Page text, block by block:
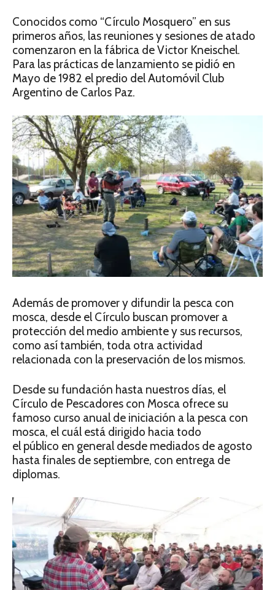
Conocidos como “Círculo Mosquero” en sus
primeros años, las reuniones y sesiones de atado
comenzaron en la fábrica de Victor Kneischel.
Para las prácticas de lanzamiento se pidió en
Mayo de 1982 el predio del Automóvil Club
Argentino de Carlos Paz.
Además de promover y difundir la pesca con
mosca, desde el Círculo buscan promover a
protección del medio ambiente y sus recursos,
como así también, toda otra actividad
relacionada con la preservación de los mismos.
Desde su fundación hasta nuestros días, el
Círculo de Pescadores con Mosca ofrece su
famoso curso anual de iniciación a la pesca con
mosca, el cuál está dirigido hacia todo
el público en general desde mediados de agosto
hasta finales de septiembre, con entrega de
diplomas.